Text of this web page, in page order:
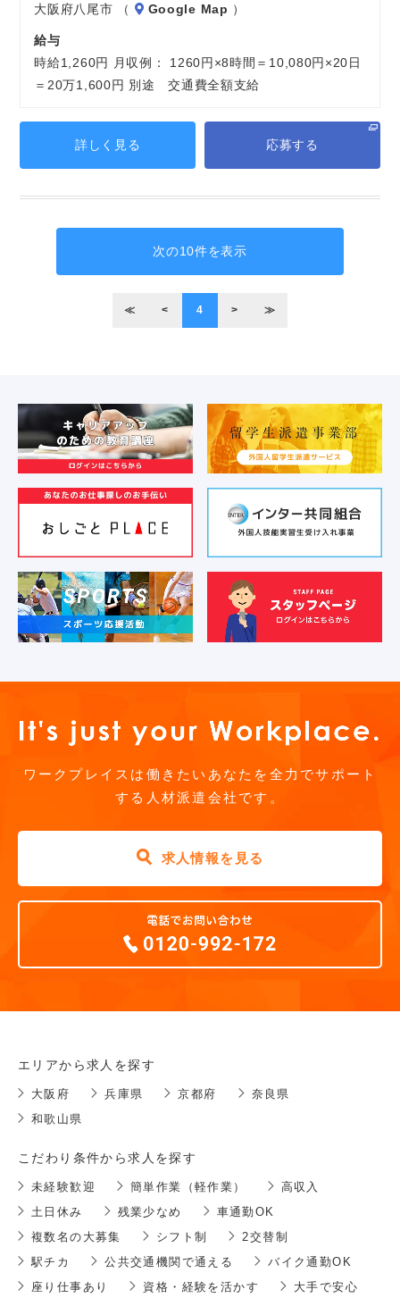
大阪府八尾市 （
Google Map ）
給与
時給1,260円 月収例： 1260円×8時間＝10,080円×20日
＝20万1,600円 別途 交通費全額支給
詳しく見る 応募する
次の10件を表示
≪ < 4 > ≫
ワークプレイスは働きたいあなたを全力でサポート
する人材派遣会社です。
求人情報を見る
エリアから求人を探す
大阪府 兵庫県 京都府
奈良県
和歌山県
こだわり条件から求人を探す
未経験歓迎 簡単作業（軽作業）
高収入
土日休み
残業少なめ
車通勤OK
複数名の大募集
シフト制
2交替制
駅チカ
公共交通機関で通える
バイク通勤OK
座り仕事あり
資格・経験を活かす
大手で安心